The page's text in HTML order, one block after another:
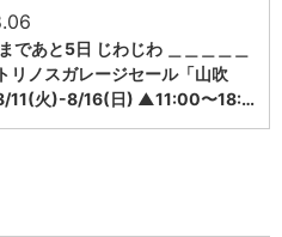
であと5日 じわじわ ＿＿＿＿＿
リノスガレージセール「山吹
11(火)-8/16(日) ▲11:00〜18:…